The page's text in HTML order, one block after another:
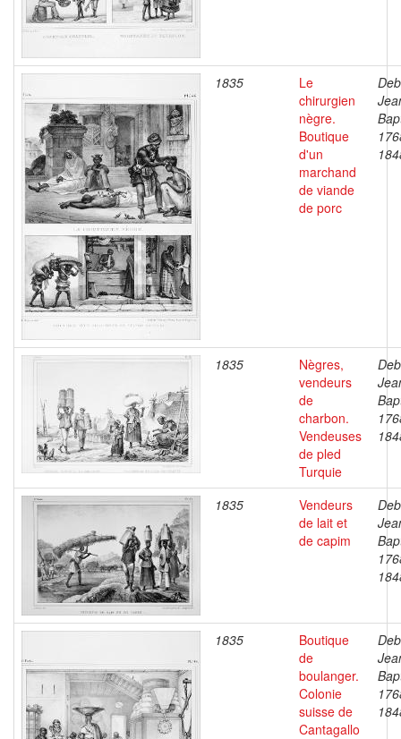
1835
Le
chirurgien
nègre.
Boutique
d'un
marchand
de viande
de porc
1835
Nègres,
vendeurs
de
charbon.
Vendeuses
de pled
Turquie
1835
Vendeurs
de lait et
de capim
1835
Boutique
de
boulanger.
Colonie
suisse de
Cantagallo